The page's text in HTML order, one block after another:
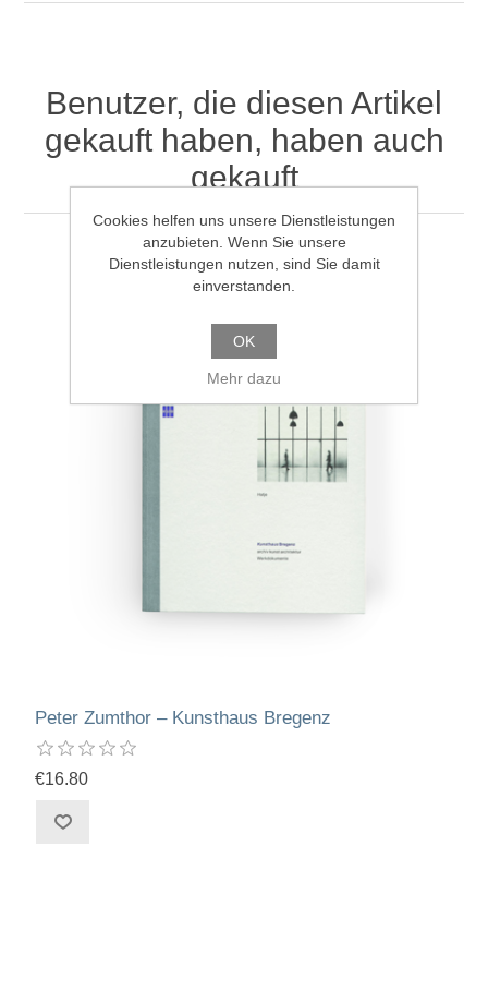
Benutzer, die diesen Artikel
gekauft haben, haben auch
gekauft
Peter Zumthor – Kunsthaus Bregenz
€16.80
Cookies helfen uns unsere Dienstleistungen
anzubieten. Wenn Sie unsere
Dienstleistungen nutzen, sind Sie damit
einverstanden.
OK
Mehr dazu